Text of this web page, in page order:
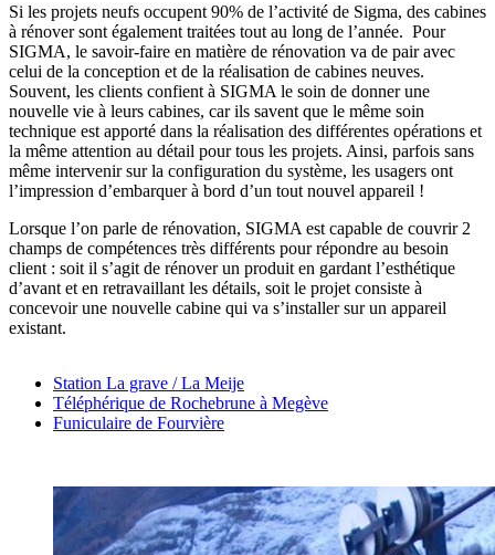
Si les projets neufs occupent 90% de l’activité de Sigma, des cabines
à rénover sont également traitées tout au long de l’année. Pour
SIGMA, le savoir-faire en matière de rénovation va de pair avec
celui de la conception et de la réalisation de cabines neuves.
Souvent, les clients confient à SIGMA le soin de donner une
nouvelle vie à leurs cabines, car ils savent que le même soin
technique est apporté dans la réalisation des différentes opérations et
la même attention au détail pour tous les projets. Ainsi, parfois sans
même intervenir sur la configuration du système, les usagers ont
l’impression d’embarquer à bord d’un tout nouvel appareil !
Lorsque l’on parle de rénovation, SIGMA est capable de couvrir 2
champs de compétences très différents pour répondre au besoin
client : soit il s’agit de rénover un produit en gardant l’esthétique
d’avant et en retravaillant les détails, soit le projet consiste à
concevoir une nouvelle cabine qui va s’installer sur un appareil
existant.
Station La grave / La Meije
Téléphérique de Rochebrune à Megève
Funiculaire de Fourvière